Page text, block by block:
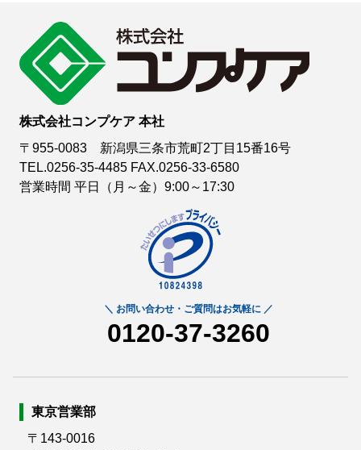
株式会社コンプケア 本社
〒955-0083 新潟県三条市荒町2丁目15番16号
TEL.0256-35-4485 FAX.0256-33-6580
営業時間 平日（月～金）9:00～17:30
0120-37-3260
東京営業部
〒143-0016